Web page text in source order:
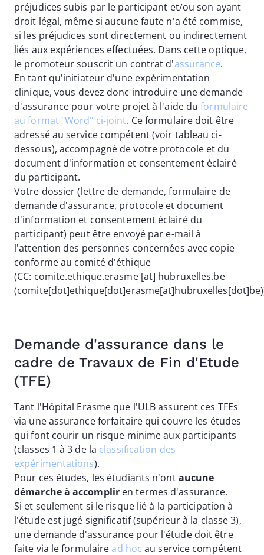
préjudices subis par le participant et/ou son ayant
droit légal, même si aucune faute n'a été commise,
si les préjudices sont directement ou indirectement
liés aux expériences effectuées. Dans cette optique,
le promoteur souscrit un contrat d'assurance.
En tant qu'initiateur d'une expérimentation
clinique, vous devez donc introduire une demande
d'assurance pour votre projet à l'aide duformulaire
au format "Word" ci-joint. Ce formulaire doit être
adressé au service compétent (voir tableau ci-
dessous), accompagné de votre protocole et du
document d'information et consentement éclairé
du participant.
Votre dossier (lettre de demande, formulaire de
demande d'assurance, protocole et document
d'information et consentement éclairé du
participant) peut être envoyé par e-mail à
l'attention des personnes concernées avec copie
conforme au comité d'éthique
(CC: comite.ethique.erasme[at] hubruxelles.be
(comite[dot]ethique[dot]erasme[at]hubruxelles[dot]be)
Demande d'assurance dans le
cadre de Travaux de Fin d'Etude
(TFE)
Tant l'Hôpital Erasme que l'ULB assurent ces TFEs
via une assurance forfaitaire qui couvre les études
qui font courir un risque minime aux participants
(classes 1 à 3 de la classification des
expérimentations).
Pour ces études, les étudiants n'ontaucune
démarche à accomplir en termes d'assurance.
Si et seulement si le risque lié à la participation à
l'étude est jugé significatif (supérieur à la classe 3),
une demande d'assurance pour l'étude doit être
faite via le formulairead hoc au service compétent